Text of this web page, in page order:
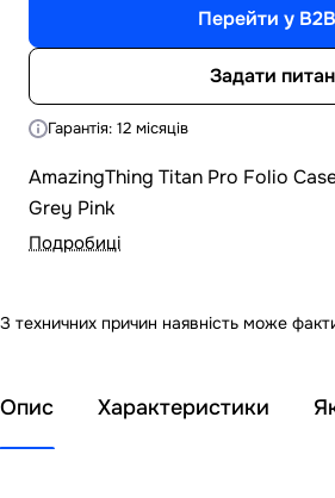
Перейти у B2B
Задати
Гарантія: 12 місяців
AmazingThing Titan Pro Folio
Grey Pink
Подробиці
З техничних причин наявність може
Опис Характеристики